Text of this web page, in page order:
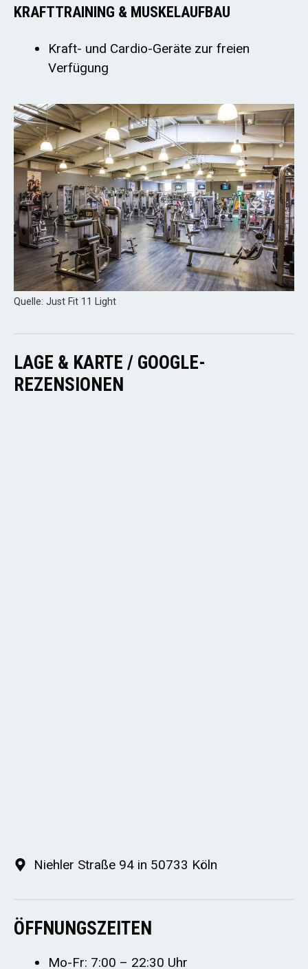
KRAFTTRAINING & MUSKELAUFBAU
Kraft- und Cardio-Geräte zur freien
Verfügung
Quelle: Just Fit 11 Light
LAGE & KARTE / GOOGLE-
REZENSIONEN
Niehler Straße 94 in 50733 Köln
ÖFFNUNGSZEITEN
Mo-Fr: 7:00 – 22:30 Uhr